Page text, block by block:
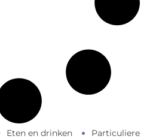
Eten en drinken
Particuliere